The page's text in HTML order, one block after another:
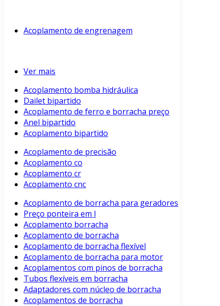
Acoplamento de engrenagem
Ver mais
Acoplamento bomba hidráulica
Dailet bipartido
Acoplamento de ferro e borracha preço
Anel bipartido
Acoplamento bipartido
Acoplamento de precisão
Acoplamento co
Acoplamento cr
Acoplamento cnc
Acoplamento de borracha para geradores
Preço ponteira em l
Acoplamento borracha
Acoplamento de borracha
Acoplamento de borracha flexível
Acoplamento de borracha para motor
Acoplamentos com pinos de borracha
Tubos flexíveis em borracha
Adaptadores com núcleo de borracha
Acoplamentos de borracha